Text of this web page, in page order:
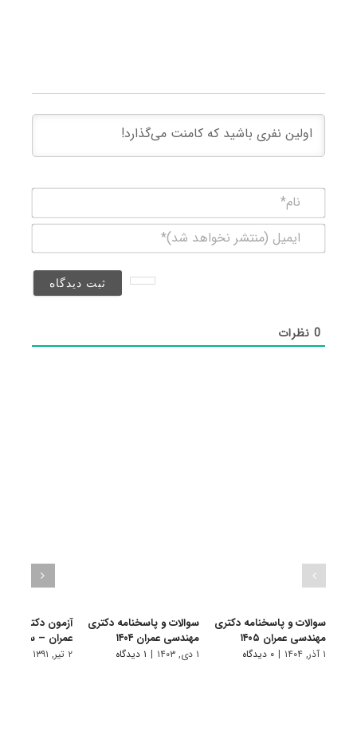
(منتشر
0نظرات
سوالات و پاسخنامه دکتری
مهندسی عمران ۱۴۰۵
۱ آذر, ۱۴۰۴ | ۰ دیدگاه
سوالات و پاسخنامه دکتری
مهندسی عمران ۱۴۰۴
۱ دی, ۱۴۰۳ | ۱ دیدگاه
آزمون دکتری
عمران – سازه 91
۲ تیر, ۱۳۹۱